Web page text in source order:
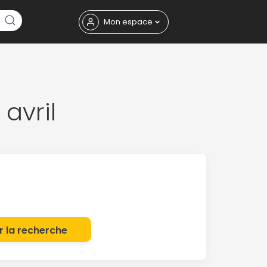
Mon espace
avril
la recherche
Fermer